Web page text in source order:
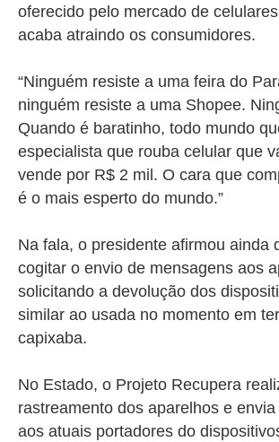
oferecido pelo mercado de
acaba atraindo os consumidores.
“Ninguém resiste a uma feira do
ninguém resiste a uma Shopee.
Quando é baratinho, todo mundo
especialista que rouba celular que
vende por R$ 2 mil. O cara que
é o mais esperto do mundo.”
Na fala, o presidente afirmou ainda
cogitar o envio de mensagens aos
solicitando a devolução dos
similar ao usada no momento em
capixaba.
No Estado, o Projeto Recupera
rastreamento dos aparelhos e
aos atuais portadores do